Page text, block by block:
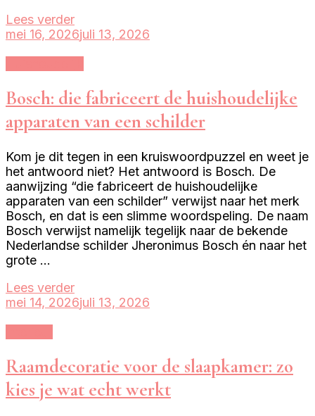
Lees verder
mei 16, 2026juli 13, 2026
Bosch: die fabriceert de huishoudelijke
apparaten van een schilder
Kom je dit tegen in een kruiswoordpuzzel en weet je
het antwoord niet? Het antwoord is Bosch. De
aanwijzing “die fabriceert de huishoudelijke
apparaten van een schilder” verwijst naar het merk
Bosch, en dat is een slimme woordspeling. De naam
Bosch verwijst namelijk tegelijk naar de bekende
Nederlandse schilder Jheronimus Bosch én naar het
grote …
Lees verder
mei 14, 2026juli 13, 2026
Raamdecoratie voor de slaapkamer: zo
kies je wat echt werkt